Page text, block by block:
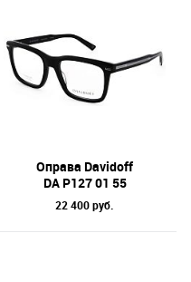
Оправа Davidoff
DA P127 01 55
22 400 руб.